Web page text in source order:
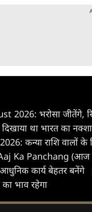
2026: भरोसा जीतेंगे,
था भारत का नक्शा
कन्या राशि वालों के
Ka Panchang (आज
आधुनिक कार्य बेहतर बनेंगे
भाव रहेगा